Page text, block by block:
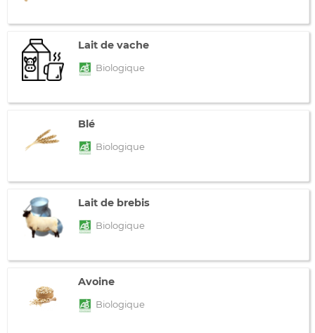
Lait de vache
Biologique
Blé
Biologique
Lait de brebis
Biologique
Avoine
Biologique